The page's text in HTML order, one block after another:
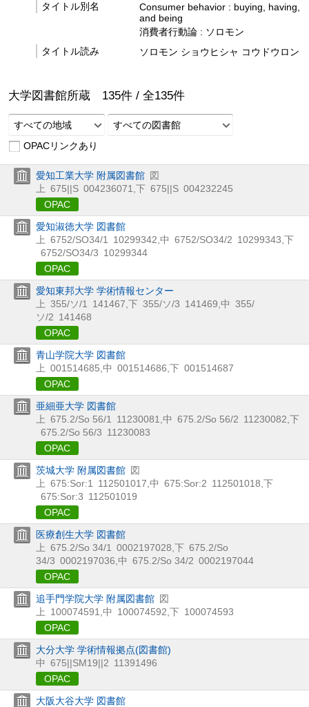
タイトル別名
Consumer behavior : buying, having,
and being
消費者行動論 : ソロモン
タイトル読み
ソロモン ショウヒシャ コウドウロン
大学図書館所蔵 135件 / 全135件
すべての地域
すべての図書館
OPACリンクあり
愛知工業大学 附属図書館 図
上 675||S 004236071 下 675||S 004232245
OPAC
愛知淑徳大学 図書館
上 6752/SO34/1 10299342 中 6752/SO34/2 10299343 下
6752/SO34/3 10299344
OPAC
愛知東邦大学 学術情報センター
上 355/ソ/1 141467 下 355/ソ/3 141469 中 355/
ソ/2 141468
OPAC
青山学院大学 図書館
上 001514685 中 001514686 下 001514687
OPAC
亜細亜大学 図書館
上 675.2/So 56/1 11230081 中 675.2/So 56/2 11230082 下
675.2/So 56/3 11230083
OPAC
茨城大学 附属図書館 図
上 675:Sor:1 112501017 中 675:Sor:2 112501018 下
675:Sor:3 112501019
OPAC
医療創生大学 図書館
上 675.2/So 34/1 0002197028 下 675.2/So
34/3 0002197036 中 675.2/So 34/2 0002197044
OPAC
追手門学院大学 附属図書館 図
上
100074591 中 100074592 下 100074593
OPAC
大分大学 学術情報拠点(図書館)
中 675||SM19||2 11391496
OPAC
大阪大谷大学 図書館